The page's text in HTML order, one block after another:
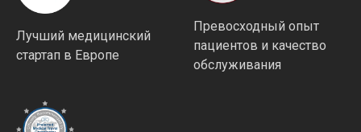
Лучший медицинский
стартап в Европе
Превосходный опыт
пациентов и качество
обслуживания